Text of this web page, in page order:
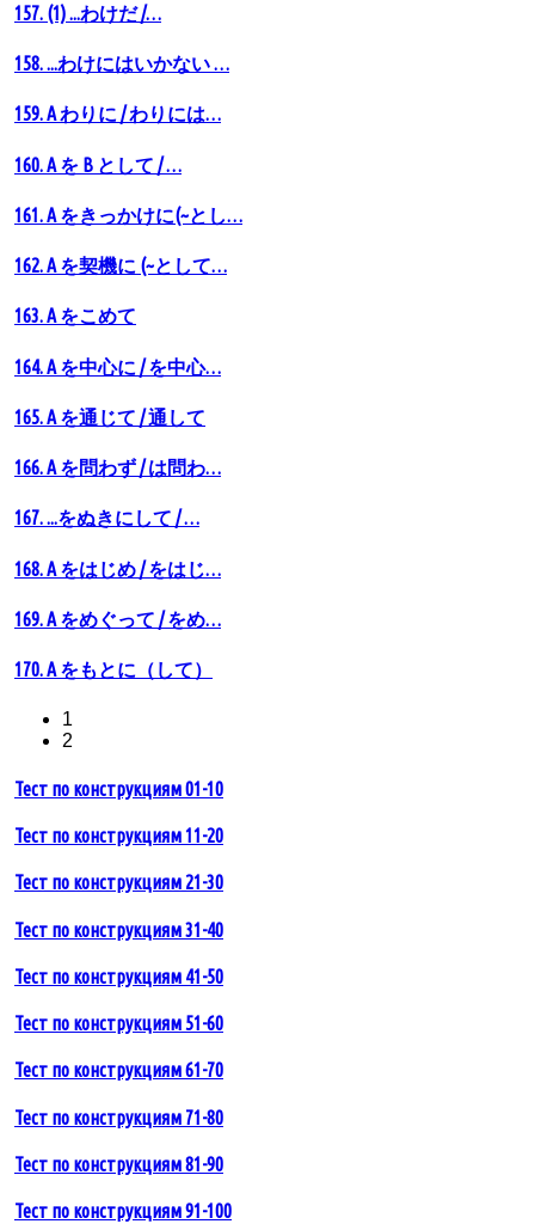
157. (1) ...わけだ /…
158. ...わけにはいかない …
159. A わりに / わりには…
160. A を B として / …
161. A をきっかけに(~とし…
162. A を契機に (~として…
163. A をこめて
164. A を中心に / を中心…
165. A を通じて / 通して
166. A を問わず / は問わ…
167. ...をぬきにして / …
168. A をはじめ / をはじ…
169. A をめぐって / をめ…
170. A をもとに（して）
1
2
Тест по конструкциям 01-10
Тест по конструкциям 11-20
Тест по конструкциям 21-30
Тест по конструкциям 31-40
Тест по конструкциям 41-50
Тест по конструкциям 51-60
Тест по конструкциям 61-70
Тест по конструкциям 71-80
Тест по конструкциям 81-90
Тест по конструкциям 91-100